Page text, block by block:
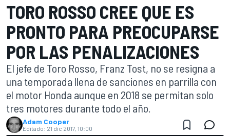
TORO ROSSO CREE QUE ES
PRONTO PARA PREOCUPARSE
POR LAS PENALIZACIONES
El jefe de Toro Rosso, Franz Tost, no se resigna a
una temporada llena de sanciones en parrilla con
el motor Honda aunque en 2018 se permitan solo
tres motores durante todo el año.
Adam Cooper
Editado: 21 dic 2017, 10:00